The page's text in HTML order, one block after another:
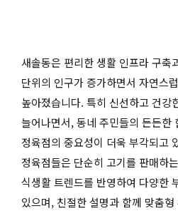
새솔동은 편리한 생활 인프라 구축
단위의 인구가 증가하면서 자연스
높아졌습니다. 특히 신선하고 건강
늘어나면서, 동네 주민들의 든든한
정육점의 중요성이 더욱 부각되고
정육점들은 단순히 고기를 판매하
식생활 트렌드를 반영하여 다양한
있으며, 친절한 설명과 함께 맞춤